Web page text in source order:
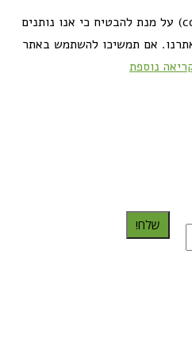
אנו משתמשים בעוגיות (cookies) על מנת להבטיח כי אנו נותנים
אם תמשיכו להשתמש באתר
נוספת
שלח!